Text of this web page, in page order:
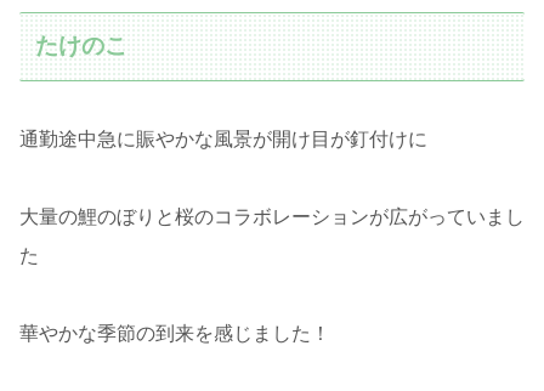
たけのこ
通勤途中急に賑やかな風景が開け目が釘付けに
大量の鯉のぼりと桜のコラボレーションが広がっていまし
た
華やかな季節の到来を感じました！